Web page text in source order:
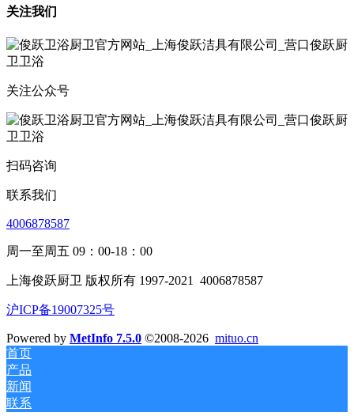
关注我们
关注公众号
扫码咨询
联系我们
4006878587
周一至周五 09：00-18：00
上海俊跃厨卫 版权所有 1997-2021 4006878587
沪ICP备19007325号
Powered by MetInfo 7.5.0 ©2008-2026 mituo.cn
首页
产品
新闻
联系